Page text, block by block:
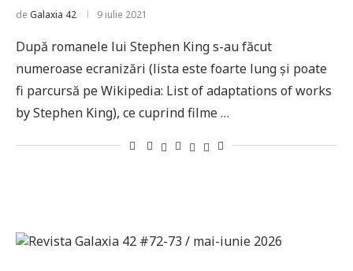
de Galaxia 42 9 iulie 2021
După romanele lui Stephen King s-au făcut
numeroase ecranizări (lista este foarte lung și poate
fi parcursă pe Wikipedia: List of adaptations of works
by Stephen King), ce cuprind filme …